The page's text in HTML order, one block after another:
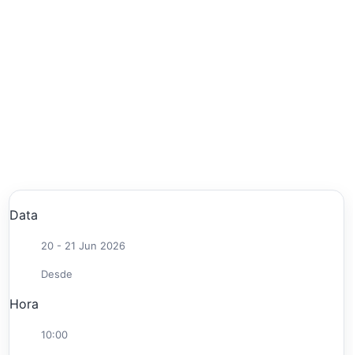
Data
20 - 21 Jun 2026
Desde
Hora
10:00